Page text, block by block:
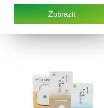
Zobrazit